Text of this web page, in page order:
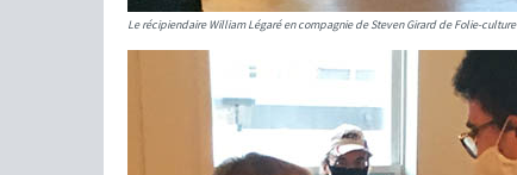
Le récipiendaire William Légaré en compagnie de Steven Girard de Folie-culture